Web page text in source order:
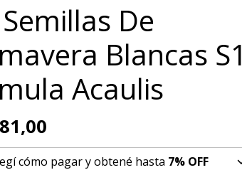
De
Blancas S1
Acaulis
cómo pagar y obtené hasta 7% OFF